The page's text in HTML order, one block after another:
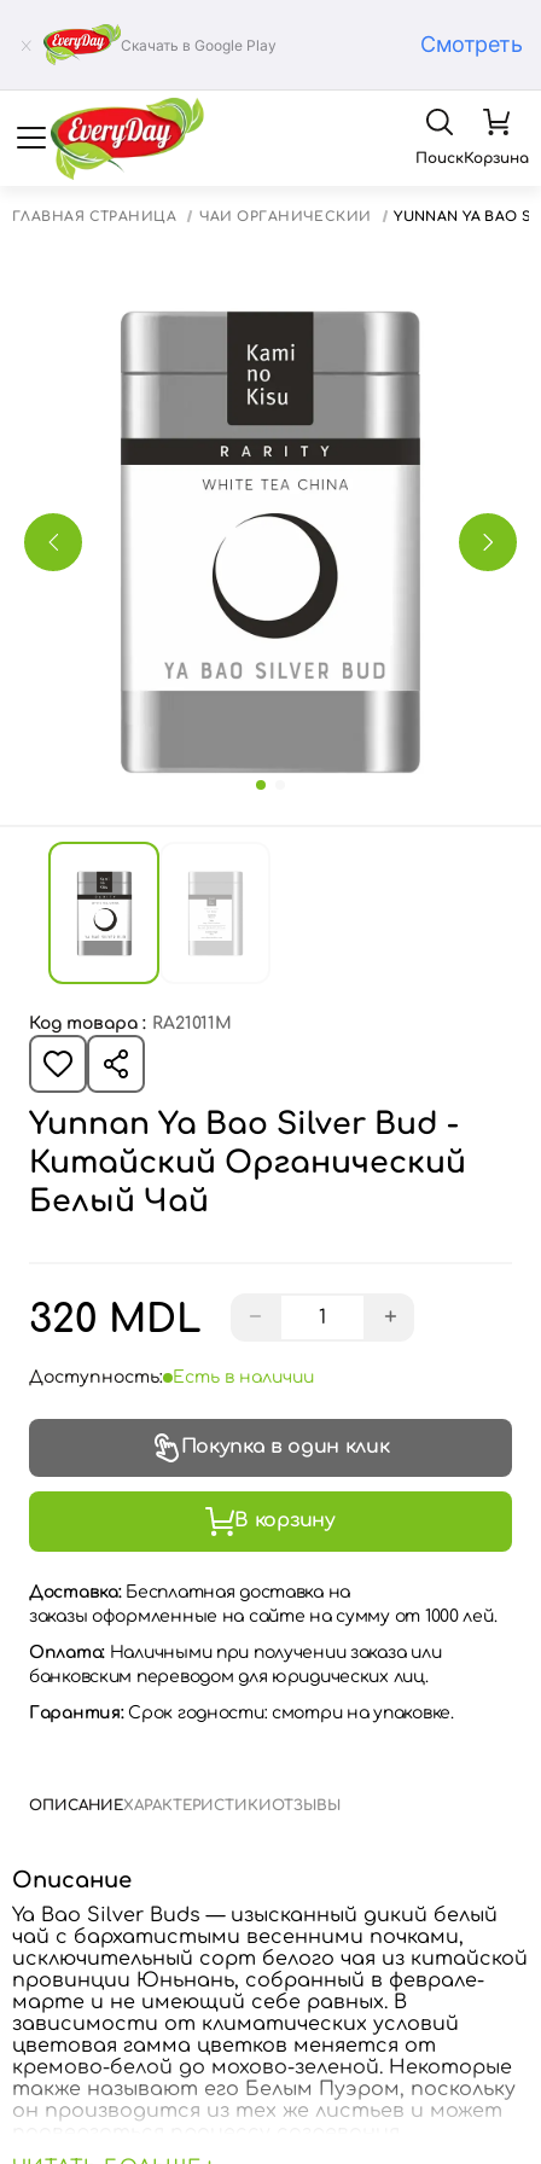
Скачать в Google Play Смотреть
ПоискКорзина
ГЛАВНАЯ СТРАНИЦА ЧАЙ ОРГАНИЧЕСКИЙ YUNNAN YA
Код товара : RA21011M
Yunnan Ya Bao Silver Bud -
Китайский Органический
Белый Чай
320 MDL − +
Доступность: Есть в наличии
Покупка в один клик
В корзину
Доставка: Бесплатная доставка на
заказы оформленные на сайте на сумму от 1000 лей.
Оплата: Наличными при получении заказа или
банковским переводом для юридических лиц.
Гарантия:Срок годности: смотри на упаковке.
ОПИСАНИЕХАРАКТЕРИСТИКИОТЗЫВЫ
Описание
Ya Bao Silver Buds — изысканный дикий белый
чай с бархатистыми весенними почками,
исключительный сорт белого чая из китайской
провинции Юньнань, собранный в феврале-
марте и не имеющий себе равных. В
зависимости от климатических условий
цветовая гамма цветков меняется от
кремово-белой до мохово-зеленой. Некоторые
также называют его Белым Пуэром, поскольку
он производится из тех же листьев и может
посредством более длительного хранения,